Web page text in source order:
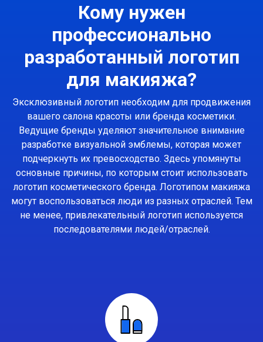
Кому нужен
профессионально
разработанный логотип
для макияжа?
Эксклюзивный логотип необходим для продвижения
вашего салона красоты или бренда косметики.
Ведущие бренды уделяют значительное внимание
разработке визуальной эмблемы, которая может
подчеркнуть их превосходство. Здесь упомянуты
основные причины, по которым стоит использовать
логотип косметического бренда. Логотипом макияжа
могут воспользоваться люди из разных отраслей. Тем
не менее, привлекательный логотип используется
последователями людей/отраслей.